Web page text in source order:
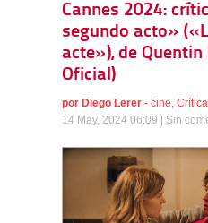
Cannes 2024:
segundo acto»
acte»), de Quentin
Oficial)
por Diego Lerer - cine
14 May, 2024 06:09 | Sin